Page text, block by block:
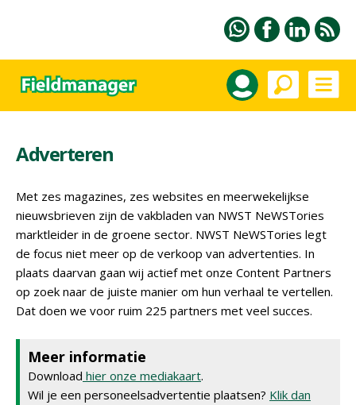
Adverteren
Met zes magazines, zes websites en meerwekelijkse
nieuwsbrieven zijn de vakbladen van NWST NeWSTories
marktleider in de groene sector. NWST NeWSTories legt
de focus niet meer op de verkoop van advertenties. In
plaats daarvan gaan wij actief met onze Content Partners
op zoek naar de juiste manier om hun verhaal te vertellen.
Dat doen we voor ruim 225 partners met veel succes.
Meer informatie
Download hier onze mediakaart.
Wil je een personeelsadvertentie plaatsen? Klik dan